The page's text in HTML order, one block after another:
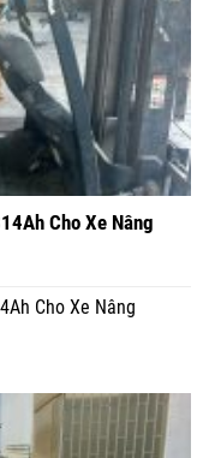
Cho Xe Nâng
Cho Xe Nâng